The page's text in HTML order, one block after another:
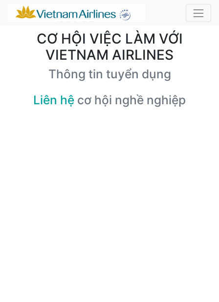
CƠ HỘI VIỆC LÀM VỚI
VIETNAM AIRLINES
Thông tin tuyển dụng
Liên hệ cơ hội nghề nghiệp